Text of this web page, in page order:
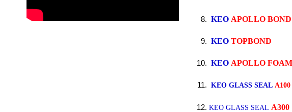
KEO APOLLO
KEO TOPBOND
KEO APOLLO FOAM
KEO GLASS SEAL A100
KEO GLASS SEAL A300